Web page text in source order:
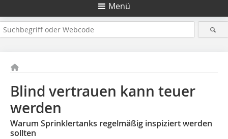
Menü
Blind vertrauen kann teuer
werden
Warum Sprinklertanks regelmäßig inspiziert werden
sollten